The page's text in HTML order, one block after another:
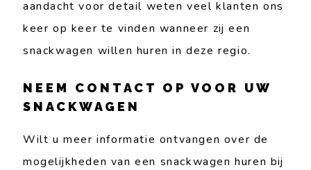
aandacht voor detail weten veel klanten ons
keer op keer te vinden wanneer zij een
snackwagen willen huren in deze regio.
NEEM CONTACT OP VOOR UW
SNACKWAGEN
Wilt u meer informatie ontvangen over de
mogelijkheden van een snackwagen huren bij